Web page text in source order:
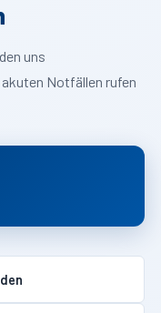
uns
Notfällen rufen